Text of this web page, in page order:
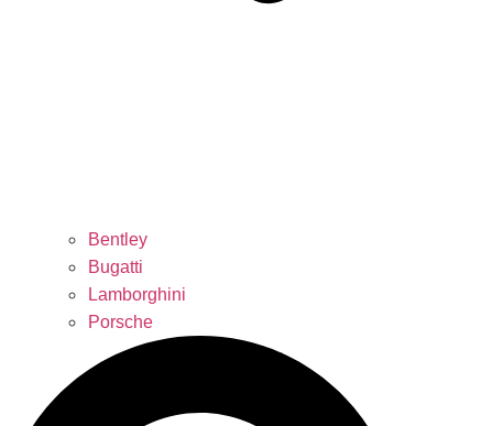
Bentley
Bugatti
Lamborghini
Porsche